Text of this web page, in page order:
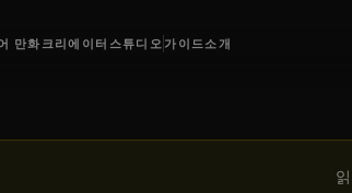
만화 크리에이터 스튜디오 가이드 소개